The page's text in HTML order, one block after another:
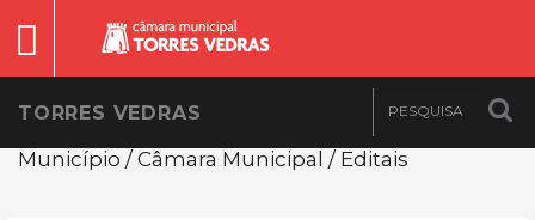
TORRES VEDRAS
Município / Câmara Municipal / Editais